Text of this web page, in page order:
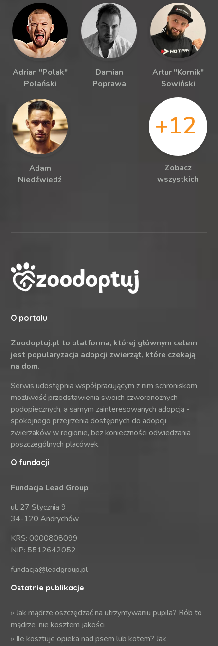
Adrian "Polak"
Polański
Damian
Poprawa
Artur "Kornik"
Sowiński
Adam
Niedźwiedź
+12
Zobacz
wszystkich
O portalu
Zoodoptuj.pl to platforma, której głównym celem
jest popularyzacja adopcji zwierząt, które czekają
na dom.
Serwis udostępnia współpracującym z nim schroniskom
możliwość przedstawienia swoich czworonożnych
podopiecznych, a samym zainteresowanych adopcją -
spokojnego przejrzenia dostępnych do adopcji
zwierzaków w regionie, bez konieczności odwiedzania
poszczególnych placówek.
O fundacji
Fundacja Lead Group
ul. 27 Stycznia 9
34-120 Andrychów
KRS: 0000808099
NIP: 5512642052
fundacja@leadgroup.pl
Ostatnie publikacje
»Jak mądrze oszczędzać na utrzymywaniu pupila? Rób to
mądrze, nie kosztem jakości
» Ile kosztuje opieka nad psem lub kotem? Jak